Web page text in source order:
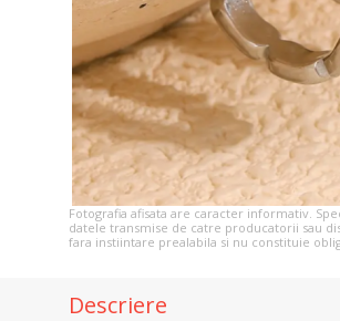
Fotografia afisata are caracter informativ.
datele transmise de catre producatorii sau
fara instiintare prealabila si nu constituie
Descriere